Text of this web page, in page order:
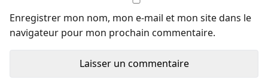
Enregistrer mon nom, mon e-mail et mon site dans le
navigateur pour mon prochain commentaire.